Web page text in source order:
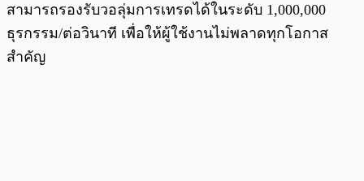
สามารถรองรับวอลุ่มการเทรดได้ในระดับ 1,000,000
ธุรกรรม/ต่อวินาที เพื่อให้ผู้ใช้งานไม่พลาดทุกโอกาส
สำคัญ